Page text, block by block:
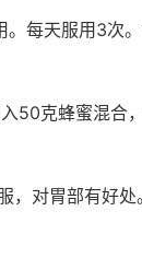
每天服用3次
50克蜂蜜混合
，对胃部有好处。